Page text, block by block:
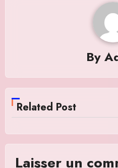
By
Related Post
Laisser un